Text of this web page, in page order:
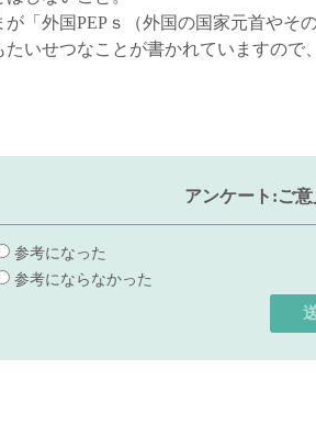
が「外国PEPｓ（外国の国家元首やそ
たいせつなことが書かれていますので
アンケート:ご
参考になった
参考にならなかった